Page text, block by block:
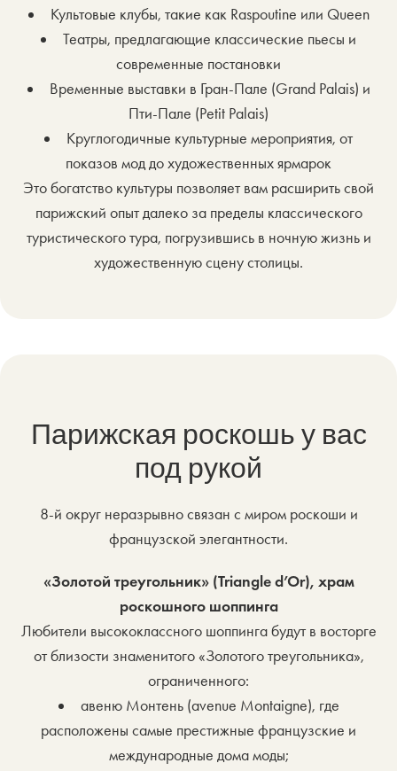
Культовые клубы, такие как Raspoutine или Queen
Театры, предлагающие классические пьесы и
современные постановки
Временные выставки в Гран-Пале (Grand Palais) и
Пти-Пале (Petit Palais)
Круглогодичные культурные мероприятия, от
показов мод до художественных ярмарок
Это богатство культуры позволяет вам расширить свой
парижский опыт далеко за пределы классического
туристического тура, погрузившись в ночную жизнь и
художественную сцену столицы.
Парижская роскошь у вас
под рукой
8-й округ неразрывно связан с миром роскоши и
французской элегантности.
«Золотой треугольник» (Triangle d’Or), храм
роскошного шоппинга
Любители высококлассного шоппинга будут в восторге
от близости знаменитого «Золотого треугольника»,
ограниченного:
авеню Монтень (avenue Montaigne), где
расположены самые престижные французские и
международные дома моды;